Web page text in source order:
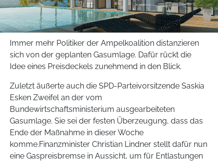
Immer mehr Politiker der Ampelkoalition distanzieren
sich von der geplanten Gasumlage. Dafür rückt die
Idee eines Preisdeckels zunehmend in den Blick.
Zuletzt äußerte auch die SPD-Parteivorsitzende Saskia
Esken Zweifel an der vom
Bundewirtschaftsministerium ausgearbeiteten
Gasumlage. Sie sei der festen Überzeugung, dass das
Ende der Maßnahme in dieser Woche
komme.Finanzminister Christian Lindner stellt dafür nun
eine Gaspreisbremse in Aussicht, um für Entlastungen